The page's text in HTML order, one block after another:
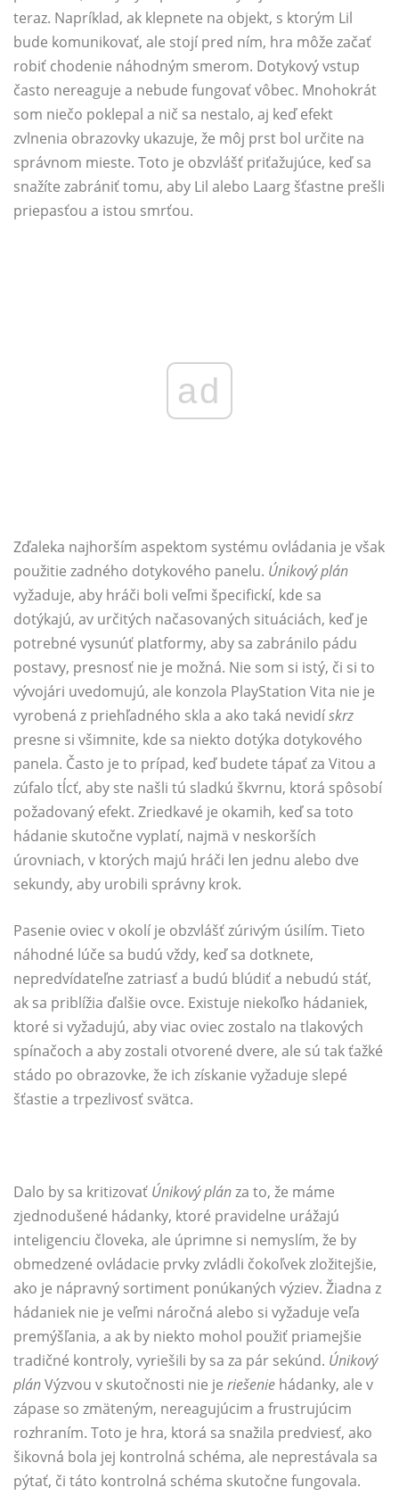
teraz. Napríklad, ak klepnete na objekt, s ktorým Lil
bude komunikovať, ale stojí pred ním, hra môže začať
robiť chodenie náhodným smerom. Dotykový vstup
často nereaguje a nebude fungovať vôbec. Mnohokrát
som niečo poklepal a nič sa nestalo, aj keď efekt
zvlnenia obrazovky ukazuje, že môj prst bol určite na
správnom mieste. Toto je obzvlášť priťažujúce, keď sa
snažíte zabrániť tomu, aby Lil alebo Laarg šťastne prešli
priepasťou a istou smrťou.
ad
Zďaleka najhorším aspektom systému ovládania je však
použitie zadného dotykového panelu. Únikový plán
vyžaduje, aby hráči boli veľmi špecifickí, kde sa
dotýkajú, av určitých načasovaných situáciách, keď je
potrebné vysunúť platformy, aby sa zabránilo pádu
postavy, presnosť nie je možná. Nie som si istý, či si to
vývojári uvedomujú, ale konzola PlayStation Vita nie je
vyrobená z priehľadného skla a ako taká nevidískrz
presne si všimnite, kde sa niekto dotýka dotykového
panela. Často je to prípad, keď budete tápať za Vitou a
zúfalo tĺcť, aby ste našli tú sladkú škvrnu, ktorá spôsobí
požadovaný efekt. Zriedkavé je okamih, keď sa toto
hádanie skutočne vyplatí, najmä v neskorších
úrovniach, v ktorých majú hráči len jednu alebo dve
sekundy, aby urobili správny krok.
Pasenie oviec v okolí je obzvlášť zúrivým úsilím. Tieto
náhodné lúče sa budú vždy, keď sa dotknete,
nepredvídateľne zatriasť a budú blúdiť a nebudú stáť,
ak sa priblížia ďalšie ovce. Existuje niekoľko hádaniek,
ktoré si vyžadujú, aby viac oviec zostalo na tlakových
spínačoch a aby zostali otvorené dvere, ale sú tak ťažké
stádo po obrazovke, že ich získanie vyžaduje slepé
šťastie a trpezlivosť svätca.
Dalo by sa kritizovať Únikový plánza to, že máme
zjednodušené hádanky, ktoré pravidelne urážajú
inteligenciu človeka, ale úprimne si nemyslím, že by
obmedzené ovládacie prvky zvládli čokoľvek zložitejšie,
ako je nápravný sortiment ponúkaných výziev. Žiadna z
hádaniek nie je veľmi náročná alebo si vyžaduje veľa
premýšľania, a ak by niekto mohol použiť priamejšie
tradičné kontroly, vyriešili by sa za pár sekúnd. Únikový
plánVýzvou v skutočnosti nie je riešenie hádanky, ale v
zápase so zmäteným, nereagujúcim a frustrujúcim
rozhraním. Toto je hra, ktorá sa snažila predviesť, ako
šikovná bola jej kontrolná schéma, ale neprestávala sa
pýtať, či táto kontrolná schéma skutočne fungovala.